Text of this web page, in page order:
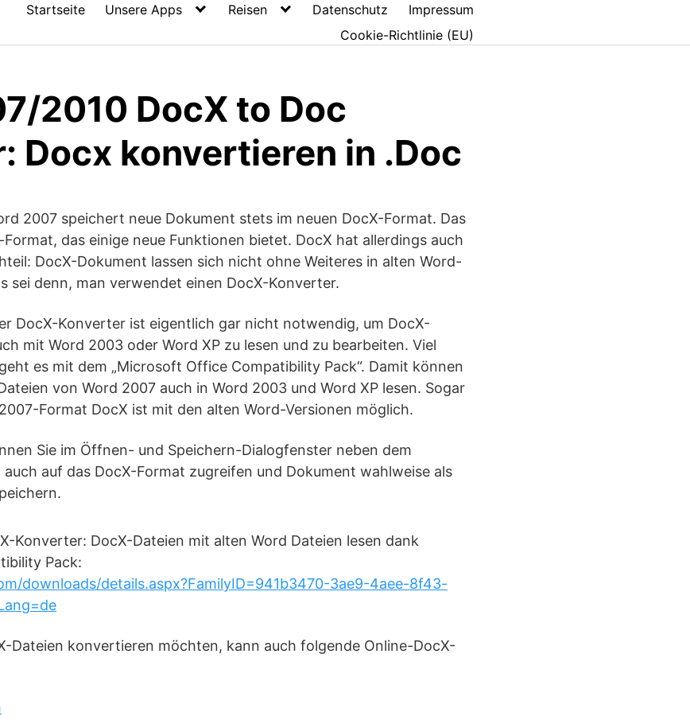
Startseite Unsere Apps Reisen Datenschutz
Impressum
Cookie-Richtlinie (EU)
2010 DocX to Doc
Docx konvertieren in .Doc
2007 speichert neue Dokument stets im neuen DocX-Format. Das
das einige neue Funktionen bietet. DocX hat allerdings auch
DocX-Dokument lassen sich nicht ohne Weiteres in alten Word-
sei denn, man verwendet einen DocX-Konverter.
DocX-Konverter ist eigentlich gar nicht notwendig, um DocX-
mit Word 2003 oder Word XP zu lesen und zu bearbeiten. Viel
es mit dem „Microsoft Office Compatibility Pack“. Damit können
von Word 2007 auch in Word 2003 und Word XP lesen. Sogar
Format DocX ist mit den alten Word-Versionen möglich.
Sie im Öffnen- und Speichern-Dialogfenster neben dem
auf das DocX-Format zugreifen und Dokument wahlweise als
Konverter: DocX-Dateien mit alten Word Dateien lesen dank
Pack:
downloads/details.aspx?FamilyID=941b3470-3ae9-4aee-8f43-
Dateien konvertieren möchten, kann auch folgende Online-DocX-